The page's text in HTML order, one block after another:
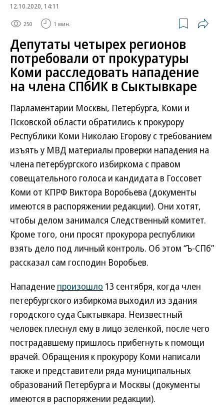
12.10.2020, 14:11
250 1 мин.
Депутаты четырех регионов
потребовали от прокуратуры
Коми расследовать нападение
на члена СПбИК в Сыктывкаре
Парламентарии Москвы, Петербурга, Коми и
Псковской области обратились к прокурору
Республики Коми Николаю Егорову с требованием
изъять у МВД материалы проверки нападения на
члена петербургского избиркома с правом
совещательного голоса и кандидата в Госсовет
Коми от КПРФ Виктора Воробьева (документы
имеются в распоряжении редакции). Они хотят,
чтобы делом занимался Следственный комитет.
Кроме того, они просят прокурора республики
взять дело под личный контроль. Об этом “Ъ-СПб”
рассказал сам господин Воробьев.
Нападение произошло 13 сентября, когда член
петербургского избиркома выходил из здания
городского суда Сыктывкара. Неизвестный
человек плеснул ему в лицо зеленкой, после чего
пострадавшему пришлось прибегнуть к помощи
врачей. Обращения к прокурору Коми написали
также и представители ряда муниципальных
образований Петербурга и Москвы (документы
имеются в распоряжении редакции).